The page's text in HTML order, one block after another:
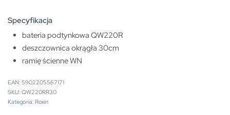
Specyfikacja
bateria podtynkowa QW220R
deszczownica okrągła 30cm
ramię ścienne WN
EAN: 5902205567171
QW220RR30
Kategoria: Roxin